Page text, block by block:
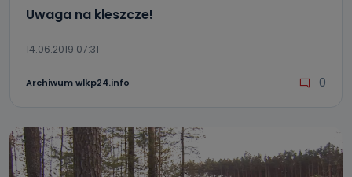
Uwaga na kleszcze!
14.06.2019 07:31
Archiwum wlkp24.info 0